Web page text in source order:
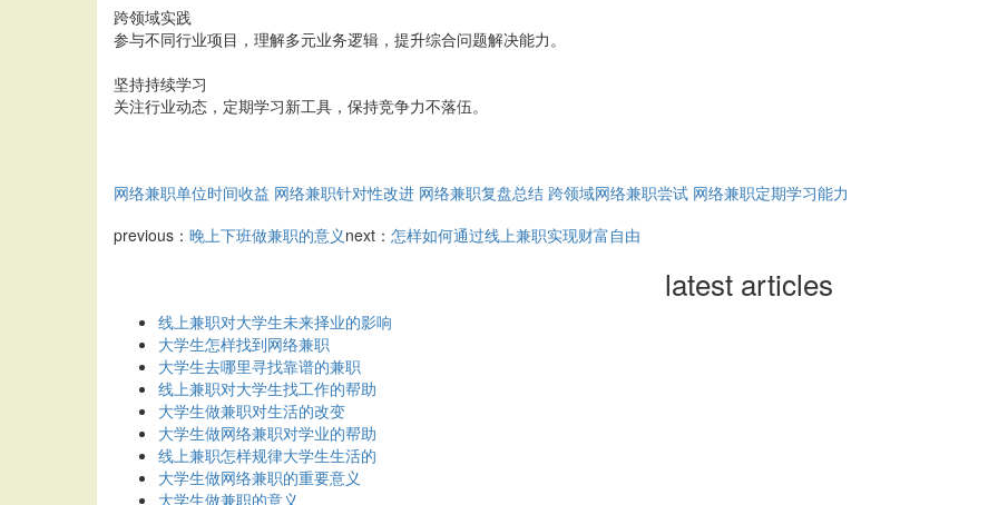
跨领域实践
参与不同行业项目，理解多元业务逻辑，提升综合问题解决能力。
坚持持续学习
关注行业动态，定期学习新工具，保持竞争力不落伍。
网络兼职单位时间收益 网络兼职针对性改进 网络兼职复盘总结 跨领域网络兼职尝试 网络兼职定期学习能力
previous： 晚上下班做兼职的意义next： 怎样如何通过线上兼职实现财富自由
latest articles
线上兼职对大学生未来择业的影响
大学生怎样找到网络兼职
大学生去哪里寻找靠谱的兼职
线上兼职对大学生找工作的帮助
大学生做兼职对生活的改变
大学生做网络兼职对学业的帮助
线上兼职怎样规律大学生生活的
大学生做网络兼职的重要意义
大学生做兼职的意义